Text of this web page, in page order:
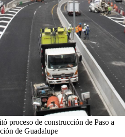
proceso de construcción de Paso a
de Guadalupe